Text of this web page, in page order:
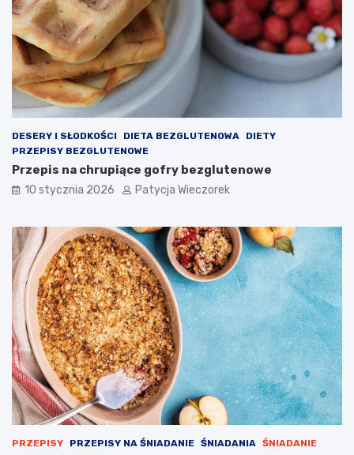
DESERY I SŁODKOŚCI DIETA BEZGLUTENOWA
DIETY
PRZEPISY BEZGLUTENOWE
Przepis na chrupiące gofry bezglutenowe
10 stycznia 2026 Patycja Wieczorek
PRZEPISY PRZEPISY NA ŚNIADANIE ŚNIADANIA
ŚNIADANIE